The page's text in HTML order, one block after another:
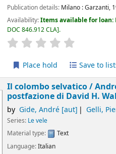
Publication details: Milano :Garzanti,
Availability:Items available for loan:
DOC 846.912 CLA .
star rating
Place hold Save to
Il colombo selvatico /
postfazione di David H.
by Gide, André[aut] Gelli,
Series: Le vele
Material type:
Text
Language:Italian